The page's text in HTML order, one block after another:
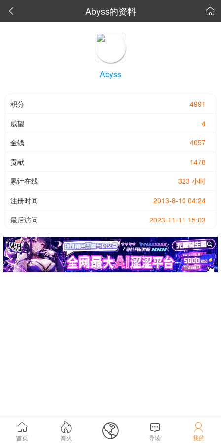
 Abyss的资料 
Abyss
4991
积分
4
威望
4057
金钱
1478
贡献
323 小时
累计在线
2013-8-10 04:24
注册时间
2023-11-11 15:03
最后访问

首页

篝火  
导读

我的